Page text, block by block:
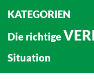
KATEGORIEN
Die richtige
Situation